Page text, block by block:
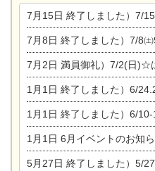
7月15日 終了しました）7/15㈯
7月8日 終了しました）7/8㈯
7月2日 満員御礼）7/2(日)☆は
1月1日 終了しました）6/24.25☆
1月1日 終了しました）6/10-18☆予算￥
1月1日 6月イベントのお知
5月27日 終了しました）5/27㈯